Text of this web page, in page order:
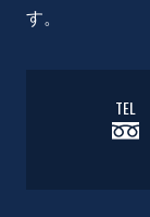
す。
TEL